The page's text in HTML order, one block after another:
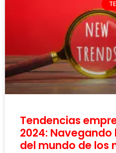
Tendencias
2024:
del mundo de los